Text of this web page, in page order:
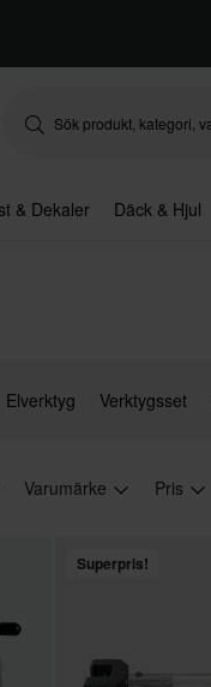
& Dekaler Däck & Hjul
Elverktyg Verktygsset
Varumärke Pris
Superpris!